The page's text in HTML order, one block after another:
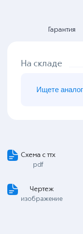
Гарантия
На складе
Ищете
Схема с ттх
pdf
Чертеж
изображение